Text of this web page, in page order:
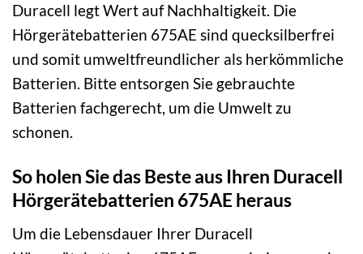
Duracell legt Wert auf Nachhaltigkeit. Die
Hörgerätebatterien 675AE sind quecksilberfrei
und somit umweltfreundlicher als herkömmliche
Batterien. Bitte entsorgen Sie gebrauchte
Batterien fachgerecht, um die Umwelt zu
schonen.
So holen Sie das Beste aus Ihren Duracell
Hörgerätebatterien 675AE heraus
Um die Lebensdauer Ihrer Duracell